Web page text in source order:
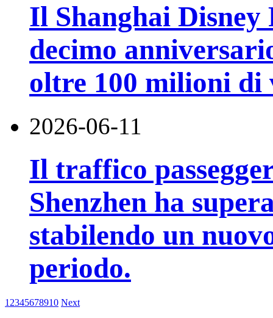
Il Shanghai Disney
decimo
oltre 100 milioni
2026-06-11
Il traffico
Shenzhen ha
stabilendo un
periodo.
1 2345678910 Next